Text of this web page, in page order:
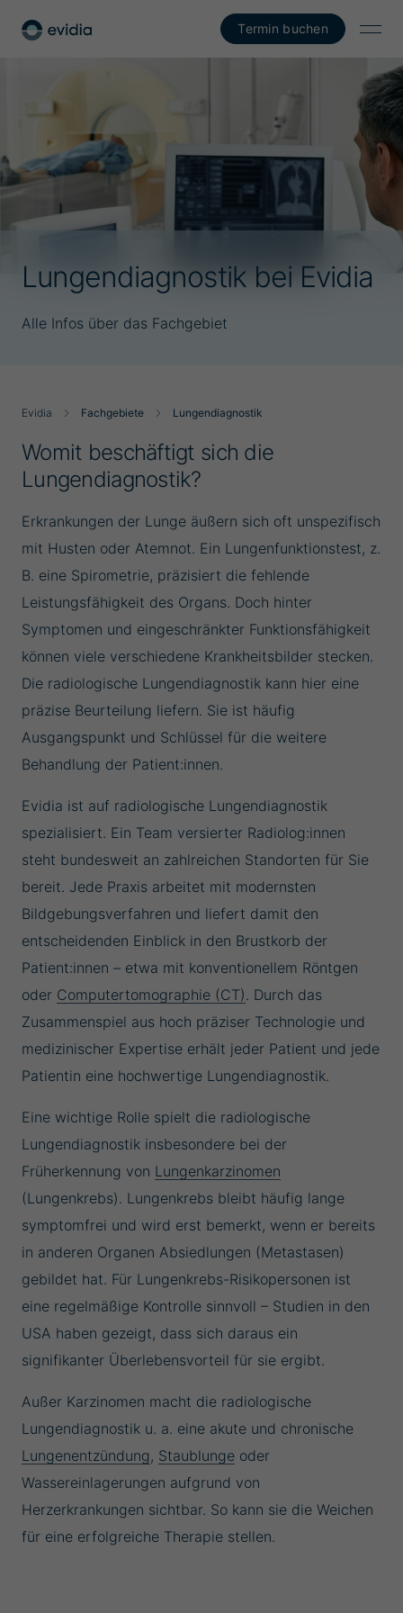
Termin buchen
Lungendiagnostik bei Evidia
Alle Infos über das Fachgebiet
Evidia Fachgebiete Lungendiagnostik
Womit beschäftigt sich die
Lungendiagnostik?
Erkrankungen der Lunge äußern sich oft unspezifisch
mit Husten oder Atemnot. Ein Lungenfunktionstest, z.
B. eine Spirometrie, präzisiert die fehlende
Leistungsfähigkeit des Organs. Doch hinter
Symptomen und eingeschränkter Funktionsfähigkeit
können viele verschiedene Krankheitsbilder stecken.
Die radiologische Lungendiagnostik kann hier eine
präzise Beurteilung liefern. Sie ist häufig
Ausgangspunkt und Schlüssel für die weitere
Behandlung der Patient:innen.
Evidia ist auf radiologische Lungendiagnostik
spezialisiert. Ein Team versierter Radiolog:innen
steht bundesweit an zahlreichen Standorten für Sie
bereit. Jede Praxis arbeitet mit modernsten
Bildgebungsverfahren und liefert damit den
entscheidenden Einblick in den Brustkorb der
Patient:innen – etwa mit konventionellem Röntgen
oder Computertomographie (CT). Durch das
Zusammenspiel aus hoch präziser Technologie und
medizinischer Expertise erhält jeder Patient und jede
Patientin eine hochwertige Lungendiagnostik.
Eine wichtige Rolle spielt die radiologische
Lungendiagnostik insbesondere bei der
Früherkennung von Lungenkarzinomen
(Lungenkrebs). Lungenkrebs bleibt häufig lange
symptomfrei und wird erst bemerkt, wenn er bereits
in anderen Organen Absiedlungen (Metastasen)
gebildet hat. Für Lungenkrebs-Risikopersonen ist
eine regelmäßige Kontrolle sinnvoll – Studien in den
USA haben gezeigt, dass sich daraus ein
signifikanter Überlebensvorteil für sie ergibt.
Außer Karzinomen macht die radiologische
Lungendiagnostik u. a. eine akute und chronische
Lungenentzündung, Staublunge oder
Wassereinlagerungen aufgrund von
Herzerkrankungen sichtbar. So kann sie die Weichen
für eine erfolgreiche Therapie stellen.